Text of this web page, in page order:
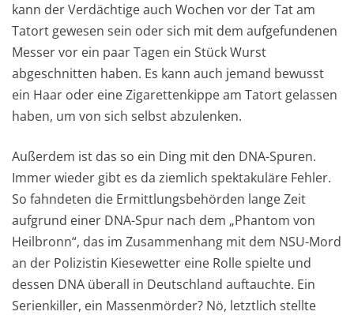
kann der Verdächtige auch Wochen vor der Tat am
Tatort gewesen sein oder sich mit dem aufgefundenen
Messer vor ein paar Tagen ein Stück Wurst
abgeschnitten haben. Es kann auch jemand bewusst
ein Haar oder eine Zigarettenkippe am Tatort gelassen
haben, um von sich selbst abzulenken.
Außerdem ist das so ein Ding mit den DNA-Spuren.
Immer wieder gibt es da ziemlich spektakuläre Fehler.
So fahndeten die Ermittlungsbehörden lange Zeit
aufgrund einer DNA-Spur nach dem „Phantom von
Heilbronn“, das im Zusammenhang mit dem NSU-Mord
an der Polizistin Kiesewetter eine Rolle spielte und
dessen DNA überall in Deutschland auftauchte. Ein
Serienkiller, ein Massenmörder? Nö, letztlich stellte